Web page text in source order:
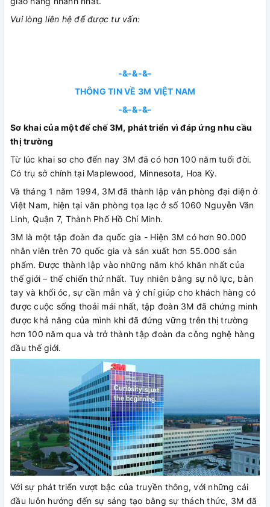
Vui lòng liên hệ để được tư vấn:
-&-&-&-
THÔNG TIN VỀ 3M VIỆT NAM
-&-&-&-
Sơ khai của một đế chế 3M, phát triển vì đáp ứng nhu cầu
thị trường
Từ lúc khai sơ cho đến nay 3M đã có hơn 100 năm tuổi đời.
Có trụ sở chính tại Maplewood, Minnesota, Hoa Kỳ.
Và tháng 1 năm 1994, 3M đã thành lập văn phòng đại diện ở
Việt Nam, hiện tại văn phòng tọa lạc ở số 1060 Nguyễn Văn
Linh, Quận 7, Thành Phố Hồ Chí Minh.
3M là một tập đoàn đa quốc gia - Hiện 3M có hơn 90.000
nhân viên trên 70 quốc gia và sản xuất hơn 55.000 sản
phẩm. Được thành lập vào những năm khó khăn nhất của
thế giới – thế chiến thứ nhất. Tuy nhiên bằng sự nỗ lực, bàn
tay và khối óc, sự cần mẫn và ý chí giúp cho khách hàng có
được cuộc sống thoải mái nhất, tập đoàn 3M đã chứng minh
được khả năng của mình khi đã đứng vững trên thị trường
hơn 100 năm qua và trở thành tập đoàn đa công nghệ hàng
đầu thế giới.
Với sự phát triển vượt bậc của truyền thông, với những cái
đầu luôn hướng đến sự sáng tạo bằng sự thách thức, 3M đã